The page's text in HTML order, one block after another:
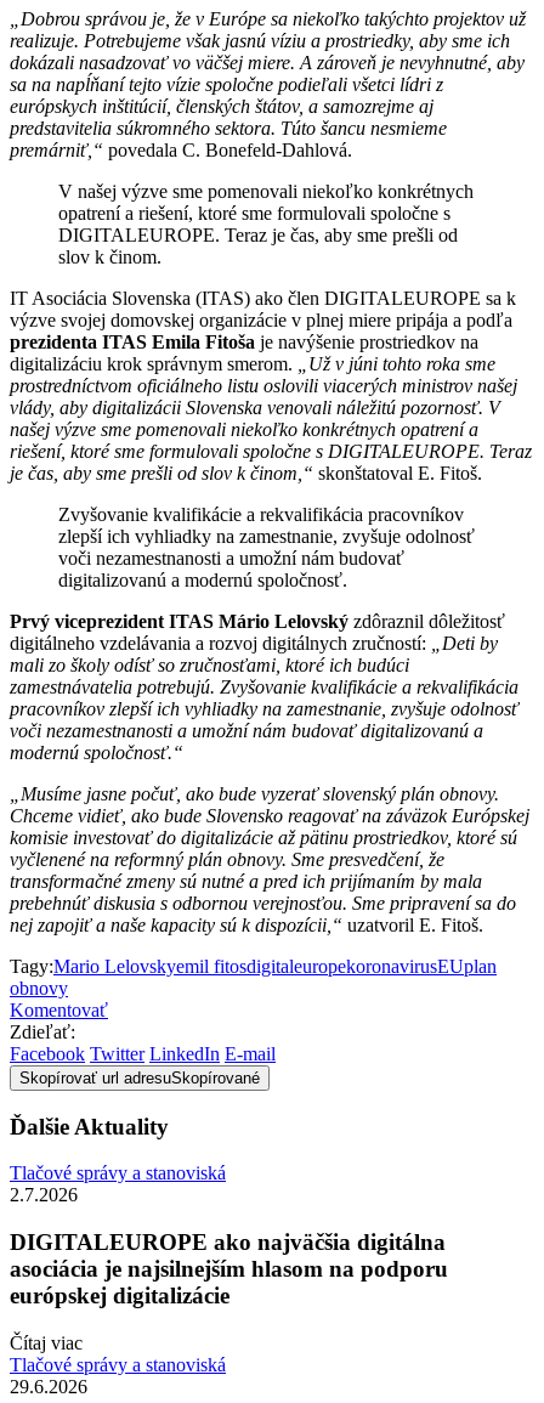
„Dobrou správou je, že v Európe sa niekoľko takýchto projektov už
realizuje. Potrebujeme však jasnú víziu a prostriedky, aby sme ich
dokázali nasadzovať vo väčšej miere. A zároveň je nevyhnutné, aby
sa na napĺňaní tejto vízie spoločne podieľali všetci lídri z
európskych inštitúcií, členských štátov, a samozrejme aj
predstavitelia súkromného sektora. Túto šancu nesmieme
premárniť,“ povedala C. Bonefeld-Dahlová.
V našej výzve sme pomenovali niekoľko konkrétnych
opatrení a riešení, ktoré sme formulovali spoločne s
DIGITALEUROPE. Teraz je čas, aby sme prešli od
slov k činom.
IT Asociácia Slovenska (ITAS) ako člen DIGITALEUROPE sa k
výzve svojej domovskej organizácie v plnej miere pripája a podľa
prezidenta ITAS Emila Fitoša je navýšenie prostriedkov na
digitalizáciu krok správnym smerom.
„Už v júni tohto roka sme
prostredníctvom oficiálneho listu oslovili viacerých ministrov našej
vlády, aby digitalizácii Slovenska venovali náležitú pozornosť. V
našej výzve sme pomenovali niekoľko konkrétnych opatrení a
riešení, ktoré sme formulovali spoločne s DIGITALEUROPE. Teraz
je čas, aby sme prešli od slov k činom,“ skonštatoval E. Fitoš.
Zvyšovanie kvalifikácie a rekvalifikácia pracovníkov
zlepší ich vyhliadky na zamestnanie, zvyšuje odolnosť
voči nezamestnanosti a umožní nám budovať
digitalizovanú a modernú spoločnosť.
Prvý viceprezident ITAS Mário Lelovský zdôraznil dôležitosť
digitálneho vzdelávania a rozvoj digitálnych zručností:
„Deti by
mali zo školy odísť so zručnosťami, ktoré ich budúci
zamestnávatelia potrebujú. Zvyšovanie kvalifikácie a rekvalifikácia
pracovníkov zlepší ich vyhliadky na zamestnanie, zvyšuje odolnosť
voči nezamestnanosti a umožní nám budovať digitalizovanú a
modernú spoločnosť.“
„Musíme jasne počuť, ako bude vyzerať slovenský plán obnovy.
Chceme vidieť, ako bude Slovensko reagovať na záväzok Európskej
komisie investovať do digitalizácie až pätinu prostriedkov, ktoré sú
vyčlenené na reformný plán obnovy. Sme presvedčení, že
transformačné zmeny sú nutné a pred ich prijímaním by mala
prebehnúť diskusia s odbornou verejnosťou. Sme pripravení sa do
nej zapojiť a naše kapacity sú k dispozícii,“ uzatvoril E. Fitoš.
Tagy:Mario Lelovskyemil fitosdigitaleuropekoronavirusEUplan
obnovy
Komentovať
Zdieľať:
Facebook Twitter LinkedIn E-mail
Skopírovať url adresuSkopírované
Ďalšie Aktuality
Tlačové správy a stanoviská
2.7.2026
DIGITALEUROPE ako najväčšia digitálna
asociácia je najsilnejším hlasom na podporu
európskej digitalizácie
Čítaj viac
Tlačové správy a stanoviská
29.6.2026